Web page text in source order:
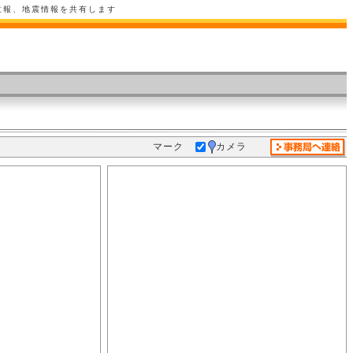
、地震情報を共有します
マーク カメラ